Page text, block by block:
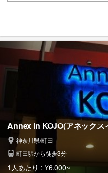
Annex in KOJO(アネックス
神奈川県/町田
町田駅から徒歩3分
1人あたり : ¥6,000~